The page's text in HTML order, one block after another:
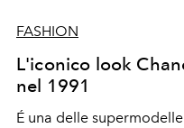
FASHION
L'iconico look
nel 1991
É una delle